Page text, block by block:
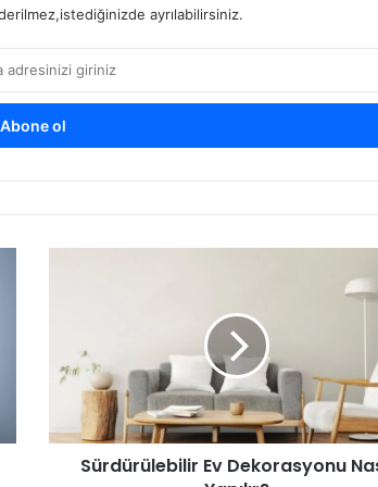
ayrılabilirsiniz.
Yapılır?
Sürdürülebilir Ev Dekorasyonu